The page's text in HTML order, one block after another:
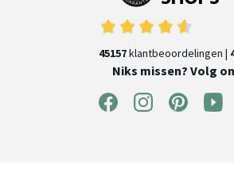
45157klantbeoordelingen |
Niks missen? Volg